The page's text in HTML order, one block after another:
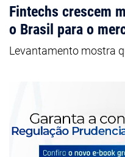
Fintechs crescem
o Brasil para o
Levantamento mostra